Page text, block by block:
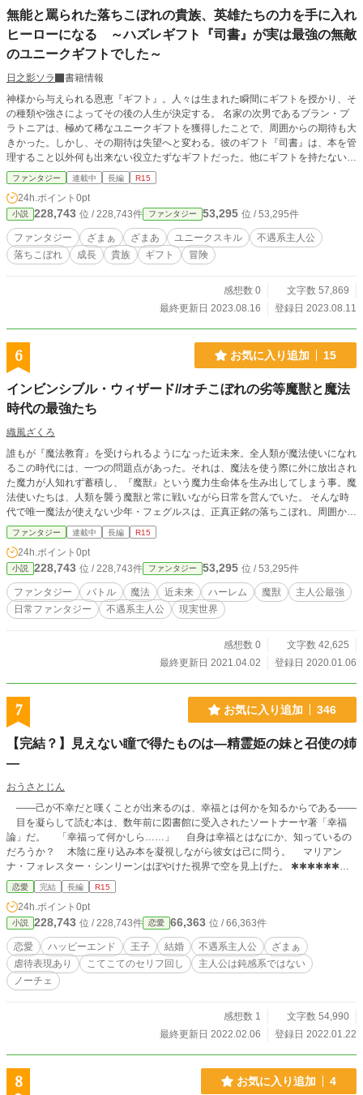
無能と罵られた落ちこぼれの貴族、英雄たちの力を手に入れ
ヒーローになる ～ハズレギフト『司書』が実は最強の無敵
のユニークギフトでした～
日之影ソラ
書籍情報
神様から与えられる恩恵『ギフト』。人々は生まれた瞬間にギフトを授かり、そ
の種類や強さによってその後の人生が決定する。 名家の次男であるブラン・プ
ラトニアは、極めて稀なユニークギフトを獲得したことで、周囲からの期待も大
きかった。しかし、その期待は失望へと変わる。彼のギフト『司書』は、本を管
理すること以外何も出来ない役立たずなギフトだった。他にギフトを持たない彼
は、いつしか名家の落ちこぼれと呼ばれるようになってしまう。 そんな彼の人
生は、とある出来事をきっかけに大きく変化していく。 役に立たないギフトか
ら最強の力へ。 脇役にしかなれないと思っていた彼は、大切な人を守れるヒー
ローへと成り上がる。 ※以前に投稿していたもののリメイク版です。
ファンタジー 連載中 長編 R15
24h.ポイント 0pt
小説 228,743 位 / 228,743件 ファンタジー 53,295 位 / 53,295件
ファンタジー ざまぁ ざまあ ユニークスキル
不遇系主人公
落ちこぼれ
成長 貴族 ギフト 冒険
感想数 0
文字数 57,869
最終更新日 2023.08.16
登録日 2023.08.11
6 お気に入り追加 15
インビンシブル・ウィザード//オチこぼれの劣等魔獣と魔法
時代の最強たち
織風ざくろ
誰もが『魔法教育』を受けられるようになった近未来。全人類が魔法使いになれ
るこの時代には、一つの問題点があった。それは、魔法を使う際に外に放出され
た魔力が人知れず蓄積し、『魔獣』という魔力生命体を生み出してしまう事。魔
法使いたちは、人類を襲う魔獣と常に戦いながら日常を営んでいた。 そんな時
代で唯一魔法が使えない少年・フェグルスは、正真正銘の落ちこぼれ。周囲から
役立たずの烙印を押され、学校にも通えず、不遇な扱いを受けていた。しかしそ
んな彼の正体は、かつて多くの人間を殺した『世界最強の魔獣』。彼は己の正体
を隠し、人間のフリをしながら生きていた。 なるべく目立たず、平穏な生活を
望むフェグルス。だがそんな望みを裏切るように、次から次へと厄介事が襲い掛
かる。 空から降って来た謎の少女。後輩系メスガキ。自称未来人。堅物生徒会
長。変態少女医師。天才発明家。そして彼の前に立ちはだかる『世界最強の魔法
使い』たち……。 落ちこぼれの魔獣は、数々の困難を乗り越えながら、魔法時
ファンタジー 連載中 長編 R15
24h.ポイント 0pt
小説 228,743 位 / 228,743件 ファンタジー 53,295 位 / 53,295件
ファンタジー バトル 魔法 近未来 ハーレム 魔獣
主人公最強
日常ファンタジー
不遇系主人公 現実世界
感想数 0
文字数 42,625
最終更新日 2021.04.02
登録日 2020.01.06
7 お気に入り追加 346
【完結？】見えない瞳で得たものは―精霊姫の妹と召使の姉
―
おうさとじん
――己が不幸だと嘆くことが出来るのは、幸福とは何かを知るからである――
目を凝らして読む本は、数年前に図書館に受入されたソートナーヤ著「幸福
論」だ。 「幸福って何かしら……」 自身は幸福とはなにか、知っているの
だろうか？ 木陰に座り込み本を凝視しながら彼女は己に問う。 マリアン
ナ・フォレスター・シンリーンはぼやけた視界で空を見上げた。 ✱✱✱✱✱✱✱✱
✱✱✱ これは幸福な双子の片割れと、不幸な双子の片割れの物語。王子と令嬢
の古典的な恋愛物語。流行りも廃れはじめたザマァの物語。 ✱✱✱✱✱✱✱✱✱✱
✱ 男爵家に生まれた双子の女の子のうち、家に残ったマリアンナ。平民へと
養子にだされたリアン。幸せが何かわかっていないマリアンナが、幸せを掴むた
めの物語。 全15話で約5万4千字。軽い読み物としてお楽しみいただければ幸
いです。 お話の性質上、虐待表現が入ります。 注意喚起はしておりません
ので、読まずに逃げるか、察知して飛ばすかしてください。 ✱✱✱✱✱✱✱✱✱✱
✱ アルファポリスは読み専だったのですが、初投稿させていただいます。
フを吐くことを意識して書きました。お楽しみいただければ幸いです。 私な
りのザマァしてみたいなと、書いてみました。 なろう、カクヨムにも投稿し
ております。 それ、私だよ！安心して！ 前置きが長くなりましたが、お
楽しみいただければこれ以上ない幸福です！
恋愛 完結 長編 R15
24h.ポイント 0pt
小説 228,743 位 / 228,743件 恋愛 66,363 位 / 66,363件
恋愛 ハッピーエンド 王子 結婚 不遇系主人公
ざまぁ
虐待表現あり
こてこてのセリフ回し
主人公は鈍感系ではない
ノーチェ
感想数 1
文字数 54,990
最終更新日 2022.02.06
登録日 2022.01.22
8 お気に入り追加 4